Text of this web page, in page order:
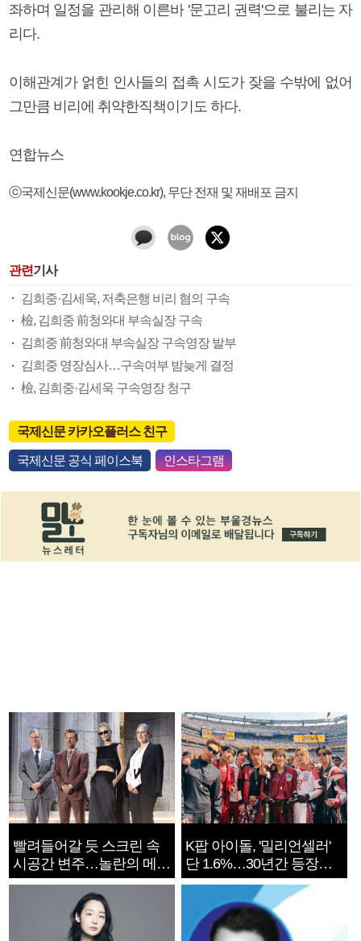
좌하며 일정을 관리해 이른바 '문고리 권력'으로 불리는 자
리다.
이해관계가 얽힌 인사들의 접촉 시도가 잦을 수밖에 없어
그만큼 비리에 취약한직책이기도 하다.
연합뉴스
ⓒ국제신문(www.kookje.co.kr), 무단 전재 및 재배포 금지
관련기사
김희중·김세욱, 저축은행 비리 혐의 구속
檢, 김희중 前청와대 부속실장 구속
김희중 前청와대 부속실장 구속영장 발부
김희중 영장심사…구속여부 밤늦게 결정
檢, 김희중·김세욱 구속영장 청구
국제신문 카카오플러스 친구
국제신문 공식 페이스북 인스타그램
빨려들어갈 듯 스크린 속
시공간 변주…놀란의 메시
지는 ‘전쟁 속죄’
K팝 아이돌, '밀리언셀러'
단 1.6%…30년간 등장
1182개팀 전수조사